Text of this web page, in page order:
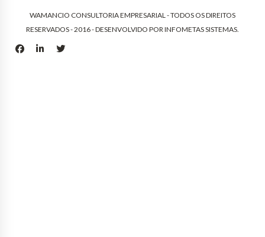
WAMANCIO CONSULTORIA EMPRESARIAL - TODOS OS DIREITOS
RESERVADOS - 2016 - DESENVOLVIDO PORINFOMETAS SISTEMAS.